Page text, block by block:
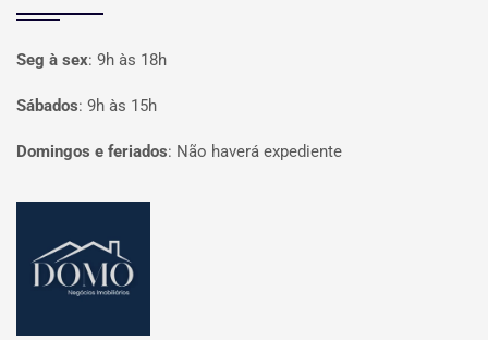
Seg à sex: 9h às 18h
Sábados: 9h às 15h
Domingos e feriados: Não haverá expediente